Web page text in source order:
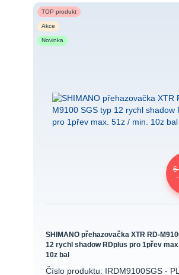
TOP produkt
Akce
Novinka
6
SHIMANO přehazovačka XTR RD-
12 rychl shadow RDplus pro 1přev
10z bal
Číslo produktu: IRDM9100SGS - PL